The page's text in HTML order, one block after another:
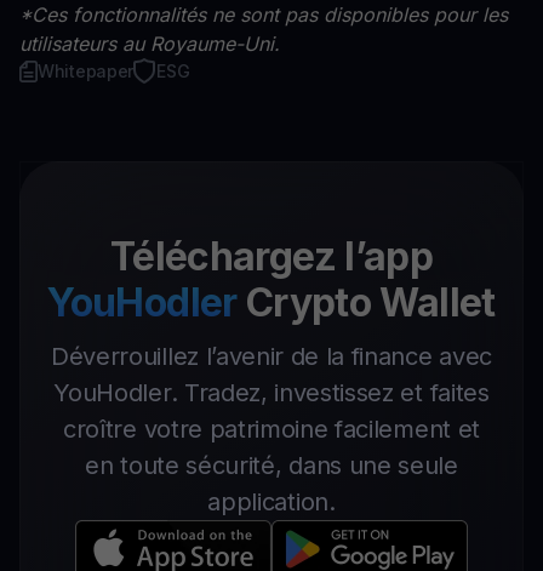
*Ces fonctionnalités ne sont pas disponibles pour les
utilisateurs au Royaume-Uni.
Whitepaper ESG
Téléchargez l’app
YouHodler Crypto Wallet
Déverrouillez l’avenir de la finance avec
YouHodler. Tradez, investissez et faites
croître votre patrimoine facilement et
en toute sécurité, dans une seule
application.